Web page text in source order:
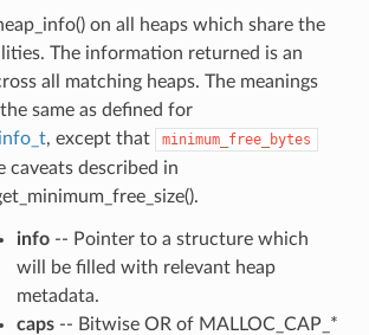
on all heaps which share the
The information returned is an
all matching heaps. The meanings
same as defined for
, except that minimum_free_bytes
caveats described in
info-- Pointer to a structure which
will be filled with relevant heap
metadata.
caps-- Bitwise OR of MALLOC_CAP_*